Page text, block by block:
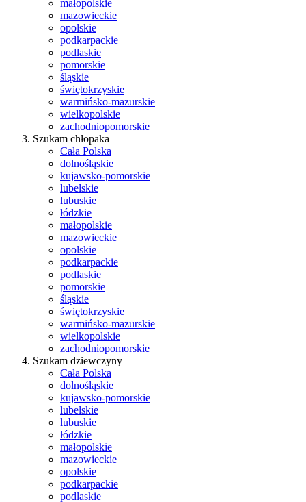
małopolskie
mazowieckie
opolskie
podkarpackie
podlaskie
pomorskie
śląskie
świętokrzyskie
warmińsko-mazurskie
wielkopolskie
zachodniopomorskie
Szukam chłopaka
Cała Polska
dolnośląskie
kujawsko-pomorskie
lubelskie
lubuskie
łódzkie
małopolskie
mazowieckie
opolskie
podkarpackie
podlaskie
pomorskie
śląskie
świętokrzyskie
warmińsko-mazurskie
wielkopolskie
zachodniopomorskie
Szukam dziewczyny
Cała Polska
dolnośląskie
kujawsko-pomorskie
lubelskie
lubuskie
łódzkie
małopolskie
mazowieckie
opolskie
podkarpackie
podlaskie